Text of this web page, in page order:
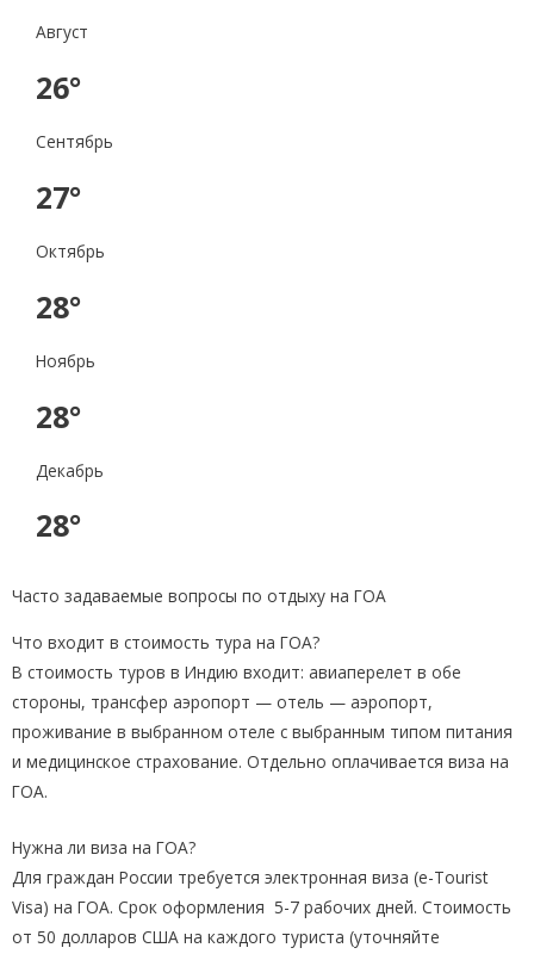
Август
26°
Сентябрь
27°
Октябрь
28°
Ноябрь
28°
Декабрь
28°
Часто задаваемые вопросы по отдыху на ГОА
Что входит в стоимость тура на ГОА?
В стоимость туров в Индию входит: авиаперелет в обе
стороны, трансфер аэропорт — отель — аэропорт,
проживание в выбранном отеле с выбранным типом питания
и медицинское страхование. Отдельно оплачивается виза на
ГОА.
Нужна ли виза на ГОА?
Для граждан России требуется электронная виза (e-Tourist
Visa) на ГОА. Срок оформления 5-7 рабочих дней. Стоимость
от 50 долларов США на каждого туриста (уточняйте